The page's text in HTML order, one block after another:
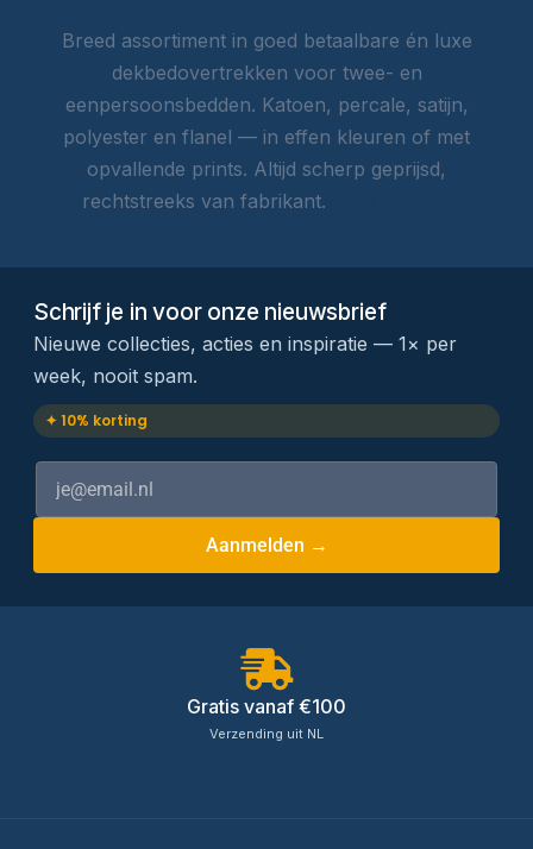
Breed assortiment in goed betaalbare én luxe
dekbedovertrekken voor twee- en
eenpersoonsbedden. Katoen, percale, satijn,
polyester en flanel — in effen kleuren of met
opvallende prints. Altijd scherp geprijsd,
rechtstreeks van fabrikant.
Schrijf je in voor onze nieuwsbrief
Nieuwe collecties, acties en inspiratie — 1× per
week, nooit spam.
✦ 10% korting
Aanmelden →
Gratis vanaf €100
Verzending uit NL